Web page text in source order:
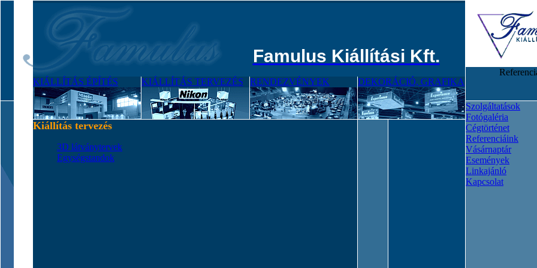
Famulus Kiállítási Kft.
KIÁLLÍTÁS ÉPÍTÉS KIÁLLÍTÁS TERVEZÉS RENDEZVÉNYEK DEKORÁCIÓ, GRAFIKA
Kiállítás tervezés
3D látványtervek
Egységstandok
Szolgáltatások
Fotógaléria
Cégtörténet
Referenciáink
Vásárnaptár
Események
Linkajánló
Kapcsolat